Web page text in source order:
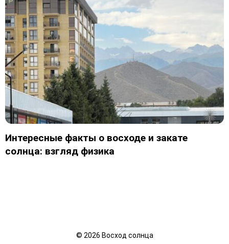
Интересные факты о восходе и закате
солнца: взгляд физика
© 2026 Восход солнца